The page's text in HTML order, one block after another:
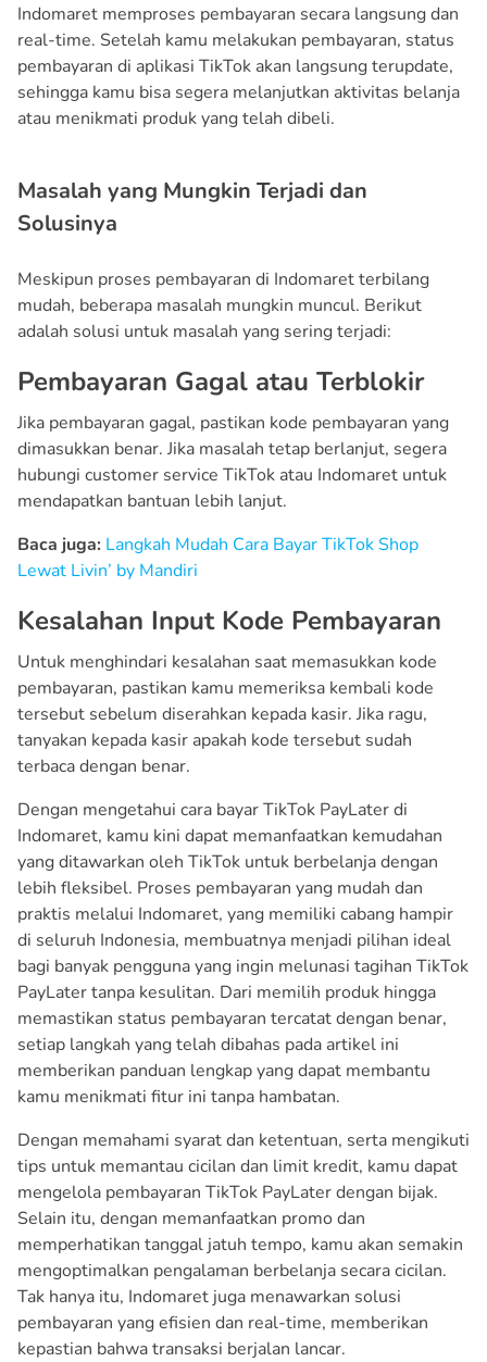
Indomaret memproses pembayaran secara langsung dan
real-time. Setelah kamu melakukan pembayaran, status
pembayaran di aplikasi TikTok akan langsung terupdate,
sehingga kamu bisa segera melanjutkan aktivitas belanja
atau menikmati produk yang telah dibeli.
Masalah yang Mungkin Terjadi dan
Solusinya
Meskipun proses pembayaran di Indomaret terbilang
mudah, beberapa masalah mungkin muncul. Berikut
adalah solusi untuk masalah yang sering terjadi:
Pembayaran Gagal atau Terblokir
Jika pembayaran gagal, pastikan kode pembayaran yang
dimasukkan benar. Jika masalah tetap berlanjut, segera
hubungi customer service TikTok atau Indomaret untuk
mendapatkan bantuan lebih lanjut.
Baca juga: Langkah Mudah Cara Bayar TikTok Shop
Lewat Livin’ by Mandiri
Kesalahan Input Kode Pembayaran
Untuk menghindari kesalahan saat memasukkan kode
pembayaran, pastikan kamu memeriksa kembali kode
tersebut sebelum diserahkan kepada kasir. Jika ragu,
tanyakan kepada kasir apakah kode tersebut sudah
terbaca dengan benar.
Dengan mengetahui cara bayar TikTok PayLater di
Indomaret, kamu kini dapat memanfaatkan kemudahan
yang ditawarkan oleh TikTok untuk berbelanja dengan
lebih fleksibel. Proses pembayaran yang mudah dan
praktis melalui Indomaret, yang memiliki cabang hampir
di seluruh Indonesia, membuatnya menjadi pilihan ideal
bagi banyak pengguna yang ingin melunasi tagihan TikTok
PayLater tanpa kesulitan. Dari memilih produk hingga
memastikan status pembayaran tercatat dengan benar,
setiap langkah yang telah dibahas pada artikel ini
memberikan panduan lengkap yang dapat membantu
kamu menikmati fitur ini tanpa hambatan.
Dengan memahami syarat dan ketentuan, serta mengikuti
tips untuk memantau cicilan dan limit kredit, kamu dapat
mengelola pembayaran TikTok PayLater dengan bijak.
Selain itu, dengan memanfaatkan promo dan
memperhatikan tanggal jatuh tempo, kamu akan semakin
mengoptimalkan pengalaman berbelanja secara cicilan.
Tak hanya itu, Indomaret juga menawarkan solusi
pembayaran yang efisien dan real-time, memberikan
kepastian bahwa transaksi berjalan lancar.